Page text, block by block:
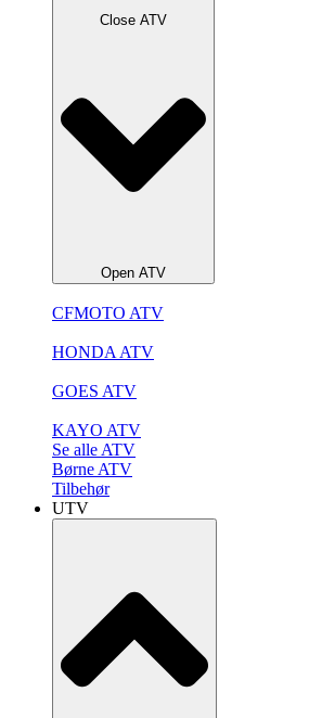
Close ATV
Open ATV
CFMOTO ATV
HONDA ATV
GOES ATV
KAYO ATV
Se alle ATV
Børne ATV
Tilbehør
UTV